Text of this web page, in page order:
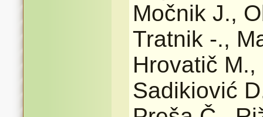
Močnik J.,
Tratnik -.,
Hrovatič
Sadikiović